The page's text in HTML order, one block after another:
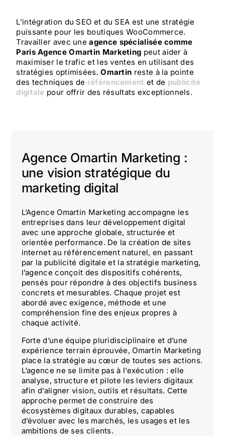
L’intégration du SEO et du SEA est une stratégie
puissante pour les boutiques WooCommerce.
Travailler avec uneagence spécialisée comme
Paris Agence Omartin Marketing peut aider à
maximiser le trafic et les ventes en utilisant des
stratégies optimisées.Omartin reste à la pointe
des techniques de référencement et de publicité
digitale pour offrir des résultats exceptionnels.
Agence Omartin Marketing :
une vision stratégique du
marketing digital
L’Agence Omartin Marketing accompagne les
entreprises dans leur développement digital
avec une approche globale, structurée et
orientée performance. De la création de sites
internet au référencement naturel, en passant
par la publicité digitale et la stratégie marketing,
l’agence conçoit des dispositifs cohérents,
pensés pour répondre à des objectifs business
concrets et mesurables. Chaque projet est
abordé avec exigence, méthode et une
compréhension fine des enjeux propres à
chaque activité.
Forte d’une équipe pluridisciplinaire et d’une
expérience terrain éprouvée, Omartin Marketing
place la stratégie au cœur de toutes ses actions.
L’agence ne se limite pas à l’exécution : elle
analyse, structure et pilote les leviers digitaux
afin d’aligner vision, outils et résultats. Cette
approche permet de construire des
écosystèmes digitaux durables, capables
d’évoluer avec les marchés, les usages et les
ambitions de ses clients.